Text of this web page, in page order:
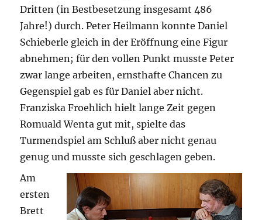
Dritten (in Bestbesetzung insgesamt 486
Jahre!) durch. Peter Heilmann konnte Daniel
Schieberle gleich in der Eröffnung eine Figur
abnehmen; für den vollen Punkt musste Peter
zwar lange arbeiten, ernsthafte Chancen zu
Gegenspiel gab es für Daniel aber nicht.
Franziska Froehlich hielt lange Zeit gegen
Romuald Wenta gut mit, spielte das
Turmendspiel am Schluß aber nicht genau
genug und musste sich geschlagen geben.
Am
ersten
Brett